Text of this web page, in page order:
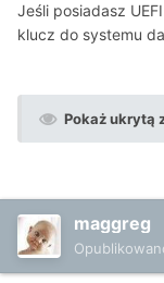
Jeśli posiadasz
klucz do systemu
Pokaż ukrytą
maggreg